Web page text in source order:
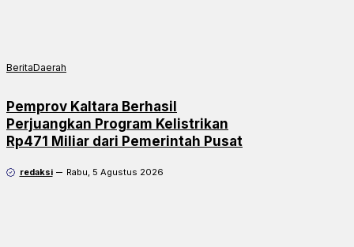
BeritaDaerah
Pemprov Kaltara Berhasil
Perjuangkan Program Kelistrikan
Rp471 Miliar dari Pemerintah Pusat
redaksi Rabu, 5 Agustus 2026